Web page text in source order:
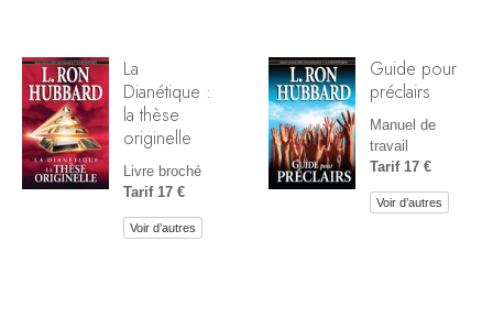
La
Dianétique :
la thèse
originelle
Livre broché
Tarif 17 €
Voir d’autres
Guide pour
préclairs
Manuel de
travail
Tarif 17 €
Voir d’autres